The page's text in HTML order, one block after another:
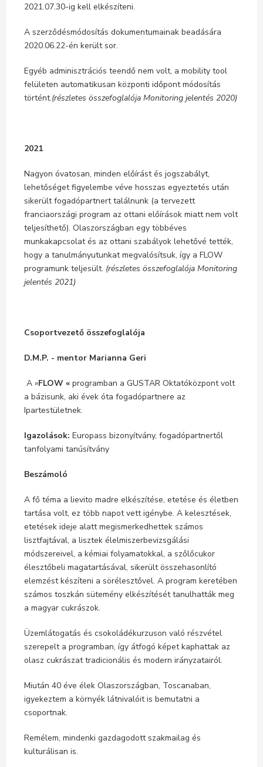
2021.07.30-ig kell elkészíteni.
A szerződésmódosítás dokumentumainak beadására
2020.06.22-én került sor.
Egyéb adminisztrációs teendő nem volt, a mobility tool
felületen automatikusan központi időpont módosítás
történt.(részletes összefoglalója Monitoring jelentés 2020)
2021
Nagyon óvatosan, minden előírást és jogszabályt,
lehetőséget figyelembe véve hosszas egyeztetés után
sikerült fogadópartnert találnunk (a tervezett
franciaországi program az ottani előírások miatt nem volt
teljesíthető). Olaszországban egy többéves
munkakapcsolat és az ottani szabályok lehetővé tették,
hogy a tanulmányutunkat megvalósítsuk, így a FLOW
programunk teljesült. (részletes összefoglalója Monitoring
jelentés 2021)
Csoportvezető összefoglalója
D.M.P. - mentor Marianna Geri
A »FLOW «programban a GUSTAR Oktatóközpont volt
a bázisunk, aki évek óta fogadópartnere az
Ipartestületnek.
Igazolások: Europass bizonyítvány, fogadópartnertől
tanfolyami tanúsítvány
Beszámoló
A fő téma a lievito madre elkészítése, etetése és életben
tartása volt, ez több napot vett igénybe. A kelesztések,
etetések ideje alatt megismerkedhettek számos
lisztfajtával, a lisztek élelmiszerbevizsgálási
módszereivel, a kémiai folyamatokkal, a szőlőcukor
élesztőbeli magatartásával, sikerült összehasonlító
elemzést készíteni a sörélesztővel. A program keretében
számos toszkán sütemény elkészítését tanulhatták meg
a magyar cukrászok.
Üzemlátogatás és csokoládékurzuson való részvétel
szerepelt a programban, így átfogó képet kaphattak az
olasz cukrászat tradicionális és modern irányzatairól.
Miután 40 éve élek Olaszországban, Toscanaban,
igyekeztem a környék látnivalóit is bemutatni a
csoportnak.
Remélem, mindenki gazdagodott szakmailag és
kulturálisan is.